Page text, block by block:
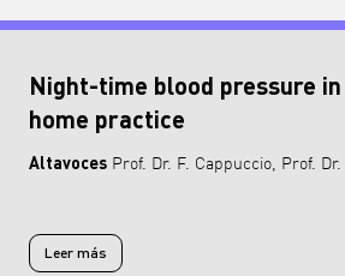
Night-time blood pressure
home practice
Altavoces Prof. Dr. F. Cappuccio, Prof.
Leer másLeer más sobre Night-time blood